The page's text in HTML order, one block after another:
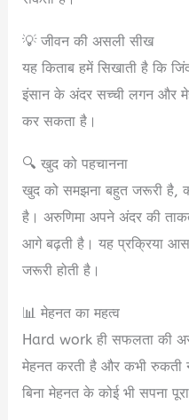
💡 जीवन की असली सीख
यह किताब हमें सिखाती है कि
इंसान के अंदर सच्ची लगन और
कर सकता है।
🔍 खुद को पहचानना
खुद को समझना बहुत जरूरी है,
है। अरुणिमा अपने अंदर की
आगे बढ़ती है। यह प्रक्रिया
जरूरी होती है।
📊 मेहनत का महत्व
Hard work ही सफलता की
मेहनत करती है और कभी रुकती
बिना मेहनत के कोई भी सपना